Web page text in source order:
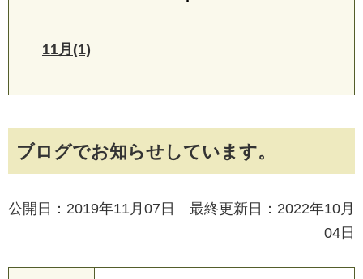
ブログでお知らせしています。
公開日：2019年11月07日 最終更新日：2022年10月
04日
11月(1)